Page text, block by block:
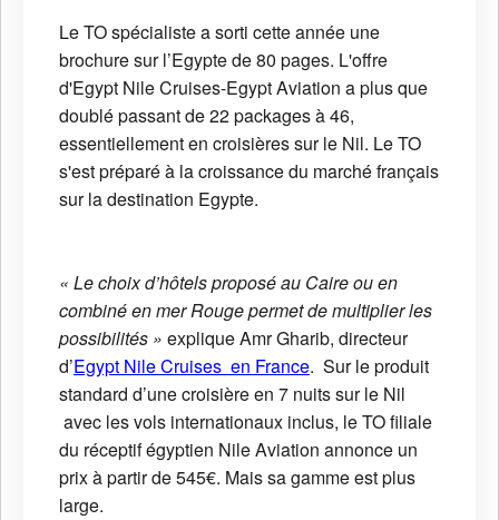
Le TO spécialiste a sorti cette année une
brochure sur l’Egypte de 80 pages. L'offre
d'Egypt Nile Cruises-Egypt Aviation a plus que
doublé passant de 22 packages à 46,
essentiellement en croisières sur le Nil. Le TO
s'est préparé à la croissance du marché français
sur la destination Egypte.
« Le choix d’hôtels proposé au Caire ou en
combiné en mer Rouge permet de multiplier les
possibilités » explique Amr Gharib, directeur
d’Egypt Nile Cruises en France. Sur le produit
standard d’une croisière en 7 nuits sur le Nil
avec les vols internationaux inclus, le TO filiale
du réceptif égyptien Nile Aviation annonce un
prix à partir de 545€. Mais sa gamme est plus
large.